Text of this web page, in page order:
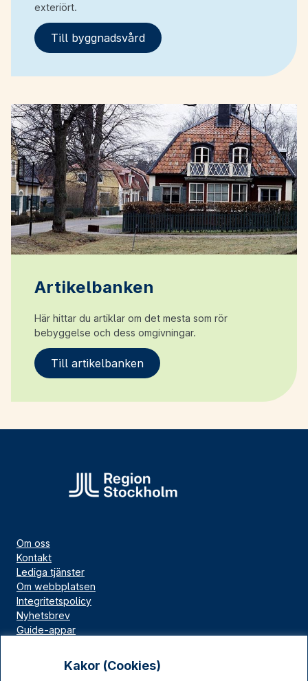
Kakor (Cookies)
exteriört.
Till byggnadsvård
Artikelbanken
Här hittar du artiklar om det mesta som rör
bebyggelse och dess omgivningar.
Till artikelbanken
Om oss
Kontakt
Lediga tjänster
Om webbplatsen
Integritetspolicy
Nyhetsbrev
Guide-appar